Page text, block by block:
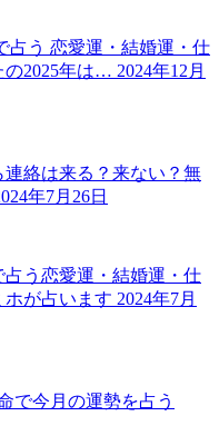
占う 恋愛運・結婚運・仕
の2025年は… 2024年12月
連絡は来る？来ない？無
年7月26日
占う恋愛運・結婚運・仕
ホが占います 2024年7月
で今月の運勢を占う